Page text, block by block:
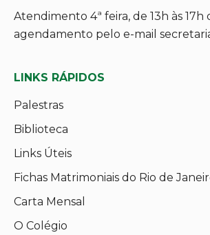
Atendimento 4ª feira, de 13h às
agendamento pelo e-mail
LINKS RÁPIDOS
Palestras
Biblioteca
Links Úteis
Fichas Matrimoniais do Rio de
Carta Mensal
O Colégio